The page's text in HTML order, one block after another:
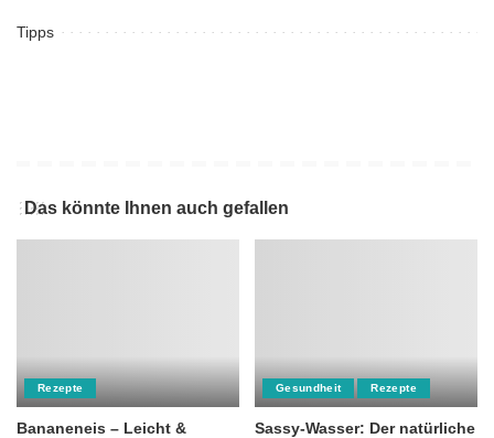
Tipps
Das könnte Ihnen auch gefallen
Rezepte
Bananeneis – Leicht &
Gesundheit Rezepte
Sassy-Wasser: Der natürliche